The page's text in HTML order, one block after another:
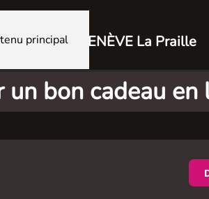
principal GENÈVE La Praille
un bon cadeau en